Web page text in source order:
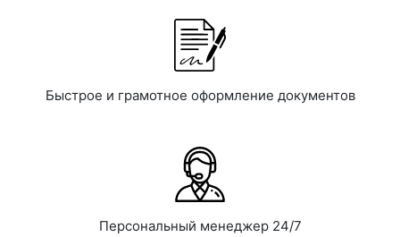
Быстрое и грамотное оформление документов
Персональный менеджер 24/7